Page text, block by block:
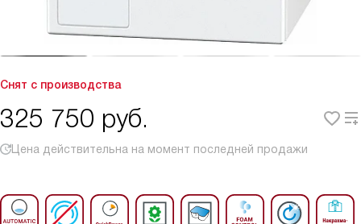
Снят с производства
325 750 руб.
Цена действительна на момент последней продажи